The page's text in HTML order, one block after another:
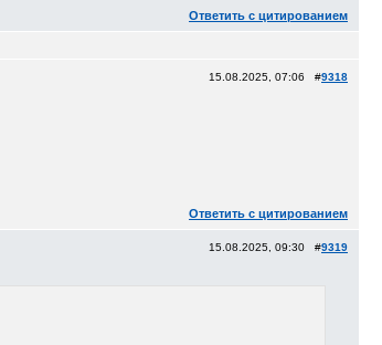
Ответить с цитированием
15.08.2025, 07:06 #9318
Ответить с цитированием
15.08.2025, 09:30 #9319